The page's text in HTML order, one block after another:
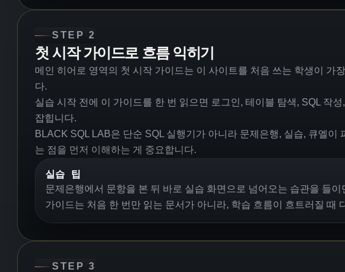
STEP 2
첫 시작 가이드로 흐름 익히기
메인 히어로 영역의 첫 시작 가이드는 이 사이트를 처음 쓰는 학생이 가
다.
실습 시작 전에 이 가이드를 한 번 읽으면 로그인, 테이블 탐색, SQL 작
잡힙니다.
BLACK SQL LAB은 단순 SQL 실행기가 아니라 문제은행, 실습, 큐엘이
는 점을 먼저 이해하는 게 중요합니다.
실습 팁
문제은행에서 문항을 본 뒤 바로 실습 화면으로 넘어오는 습관을 들
가이드는 처음 한 번만 읽는 문서가 아니라, 학습 흐름이 흐트러질 때
STEP 3